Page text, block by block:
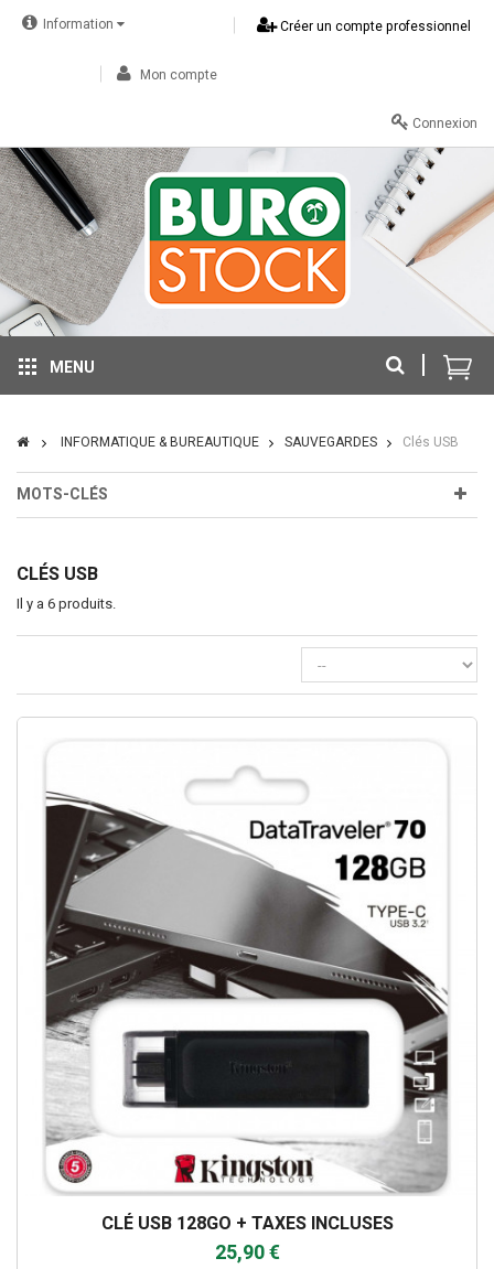
Information Créer un compte professionnel
Mon compte
Connexion
MENU
INFORMATIQUE & BUREAUTIQUE SAUVEGARDES Clés USB
MOTS-CLÉS
CLÉS USB
Il y a 6 produits.
CLÉ USB 128GO + TAXES INCLUSES
25,90 €